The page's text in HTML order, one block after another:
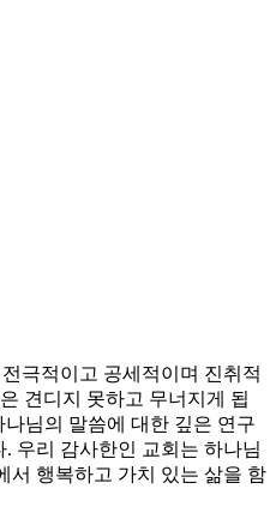
극적이고 공세적이며 진취적
견디지 못하고 무너지게 됩
님의 말씀에 대한 깊은 연구
우리 감사한인 교회는 하나님
서 행복하고 가치 있는 삶을 함